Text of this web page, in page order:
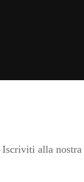
Iscriviti alla nostra